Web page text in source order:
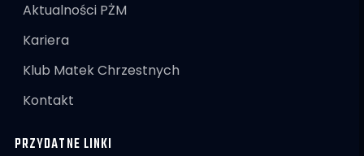
Aktualności PŻM
Kariera
Klub Matek Chrzestnych
Kontakt
PRZYDATNE LINKI